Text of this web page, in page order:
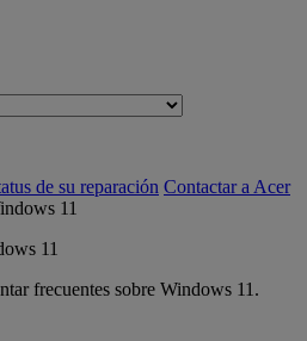
de su reparación Contactar a Acer
11
frecuentes sobre Windows 11.